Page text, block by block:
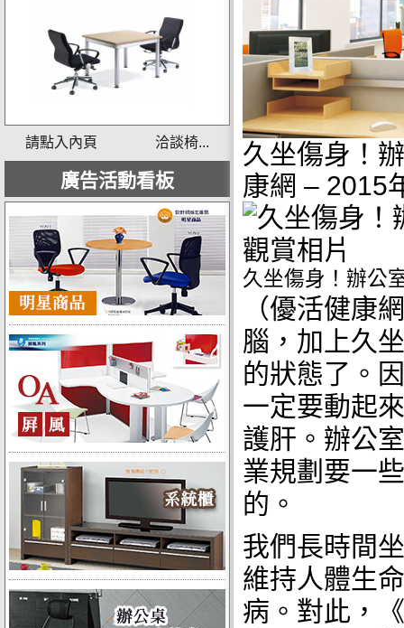
請點入內頁 洽談椅...
廣告活動看板
久坐傷身！
康網 – 2015
觀賞相片
久坐傷身！辦公
（優活健康
腦，加上久
的狀態了。
一定要動起
護肝。辦公
業規劃要一
的。
我們長時間
維持人體生
病。對此，